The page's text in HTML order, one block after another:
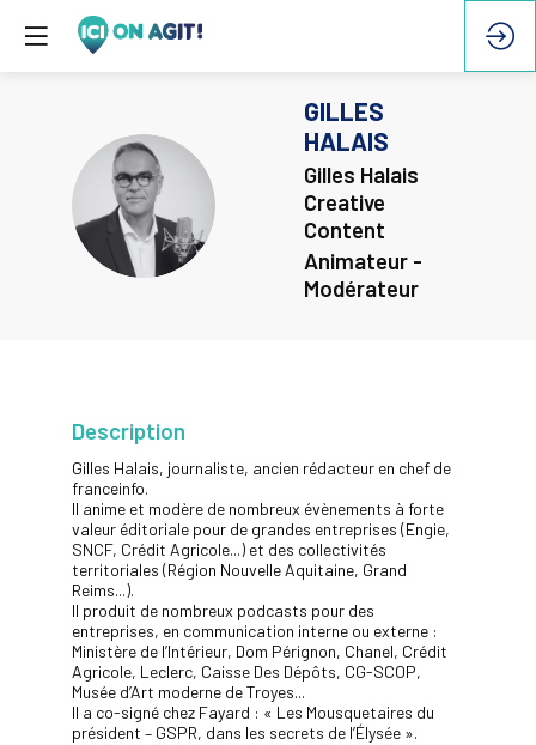
GH
GILLES
HALAIS
Gilles Halais
Creative
Content
Animateur -
Modérateur
Description
Gilles Halais, journaliste, ancien rédacteur en chef de
franceinfo.
Il anime et modère de nombreux évènements à forte
valeur éditoriale pour de grandes entreprises (Engie,
SNCF, Crédit Agricole...) et des collectivités
territoriales (Région Nouvelle Aquitaine, Grand
Reims...).
Il produit de nombreux podcasts pour des
entreprises, en communication interne ou externe :
Ministère de l’Intérieur, Dom Pérignon, Chanel, Crédit
Agricole, Leclerc, Caisse Des Dépôts, CG-SCOP,
Musée d’Art moderne de Troyes...
Il a co-signé chez Fayard : « Les Mousquetaires du
président – GSPR, dans les secrets de l’Élysée ».